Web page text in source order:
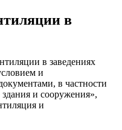
в
в заведениях
и
в частности
и сооружения»,
и